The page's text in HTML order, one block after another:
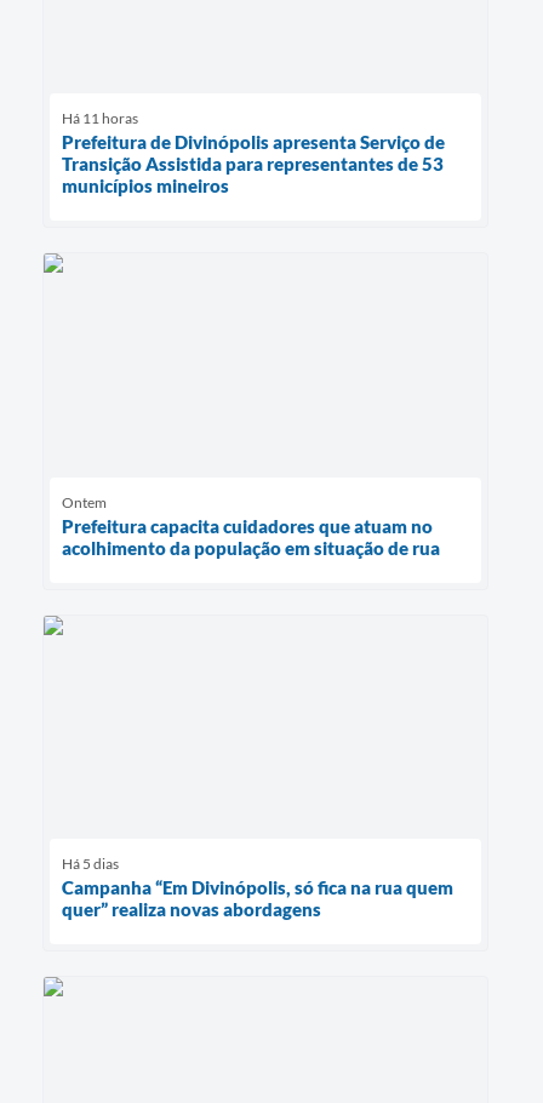
Há 11 horas
Prefeitura de Divinópolis apresenta Serviço de
Transição Assistida para representantes de 53
municípios mineiros
Ontem
Prefeitura capacita cuidadores que atuam no
acolhimento da população em situação de rua
Há 5 dias
Campanha “Em Divinópolis, só fica na rua quem
quer” realiza novas abordagens